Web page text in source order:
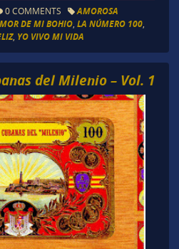
0 COMMENTS
AMOROSA
DE MI BOHIO, LA NÚMERO 100,
, YO VIVO MI VIDA
del Milenio – Vol. 1